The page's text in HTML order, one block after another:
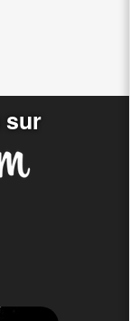
sur